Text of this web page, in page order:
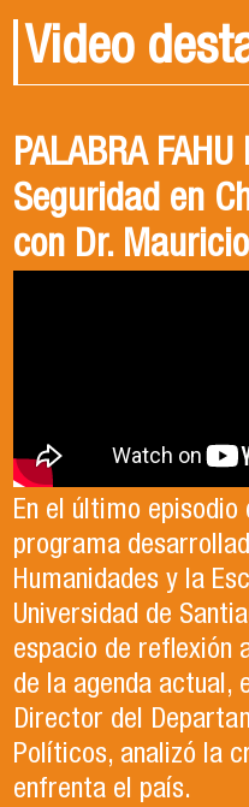
Video
PALABRA
Seguridad en
con Dr.
En el último episodio
programa
Humanidades y la
Universidad de
espacio de reflexión
de la agenda actual,
Director del
Políticos, analizó la
enfrenta el país.
Egresados
Acción: Antonia
Antonia egresó de la
Internacionales de la
en el año 2023.
ella describe como
en la Organización
la Alimentación y la
Revive el XIV
Ciencia Política
El Departamento de
colaboración con la
Ciencia Política
exitoso Congreso
lugar en la
evento, se llevaron a
conversación,
contexto político y
Puedes revisar los
"Congreso ACCP" de